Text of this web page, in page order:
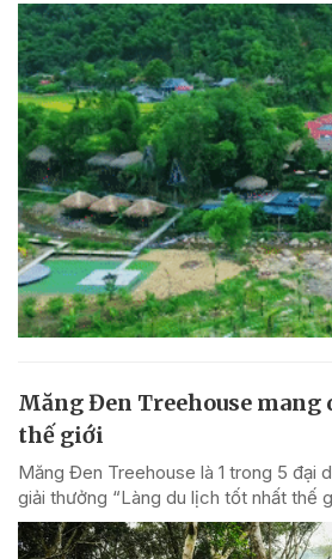
Măng Đen Treehouse mang
thế giới
Măng Đen Treehouse là 1 trong 5 đại
giải thưởng “Làng du lịch tốt nhất thế